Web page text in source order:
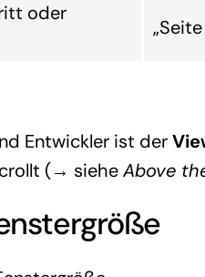
oder
Entwickler ist der
(→ sieheAbove